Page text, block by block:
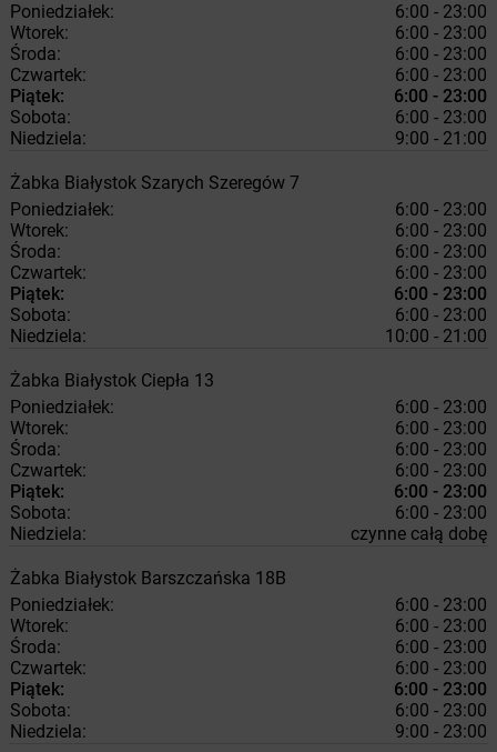
Poniedziałek:
6:00 - 23:00
Wtorek:
6:00 - 23:00
Środa:
6:00 - 23:00
Czwartek:
6:00 - 23:00
Piątek:
6:00 - 23:00
Sobota:
6:00 - 23:00
Niedziela:
9:00 - 21:00
Żabka Białystok Szarych Szeregów 7
Poniedziałek:
6:00 - 23:00
Wtorek:
6:00 - 23:00
Środa:
6:00 - 23:00
Czwartek:
6:00 - 23:00
Piątek:
6:00 - 23:00
Sobota:
6:00 - 23:00
Niedziela:
10:00 - 21:00
Żabka Białystok Ciepła 13
Poniedziałek:
6:00 - 23:00
Wtorek:
6:00 - 23:00
Środa:
6:00 - 23:00
Czwartek:
6:00 - 23:00
Piątek:
6:00 - 23:00
Sobota:
6:00 - 23:00
Niedziela:
czynne całą dobę
Żabka Białystok Barszczańska 18B
Poniedziałek:
6:00 - 23:00
Wtorek:
6:00 - 23:00
Środa:
6:00 - 23:00
Czwartek:
6:00 - 23:00
Piątek:
6:00 - 23:00
Sobota:
6:00 - 23:00
Niedziela:
9:00 - 23:00